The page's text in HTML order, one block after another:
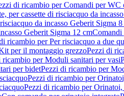
di ricambio per Comandi per
per cassette di risciacquo da
da incasso Geberit Sigma
Geberit Sigma 12 cmComandi
ricambio per Per risciacquo a due
per il montaggio grezzoPezzi di
ricambio per Moduli sanitari per vasi
per bidetPezzi di ricambio per
Pezzi di ricambio per
Pezzi di ricambio per